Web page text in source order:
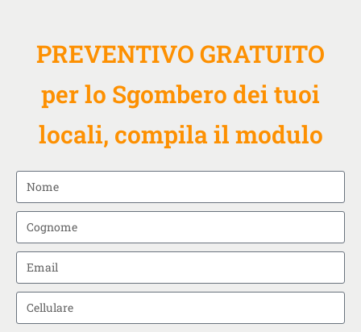
PREVENTIVO GRATUITO
per lo Sgombero dei tuoi
locali, compila il modulo